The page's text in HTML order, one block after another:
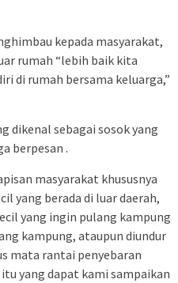
kepada masyarakat,
rumah “lebih baik kita
di rumah bersama keluarga,”
dikenal sebagai sosok yang
berpesan .
masyarakat khususnya
yang berada di luar daerah,
yang ingin pulang kampung
kampung, ataupun diundur
mata rantai penyebaran
yang dapat kami sampaikan